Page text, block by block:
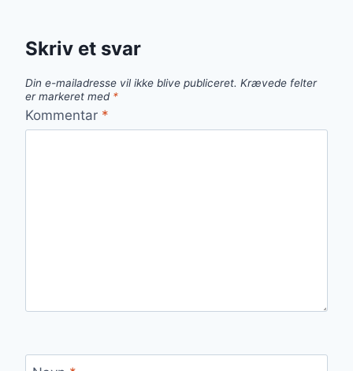
Skriv et svar
Din e-mailadresse vil ikke blive publiceret. Krævede felter
er markeret med *
Kommentar *